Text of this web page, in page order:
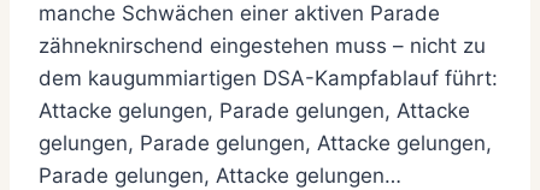
manche Schwächen einer aktiven Parade
zähneknirschend eingestehen muss – nicht zu
dem kaugummiartigen DSA-Kampfablauf führt:
Attacke gelungen, Parade gelungen, Attacke
gelungen, Parade gelungen, Attacke gelungen,
Parade gelungen, Attacke gelungen…